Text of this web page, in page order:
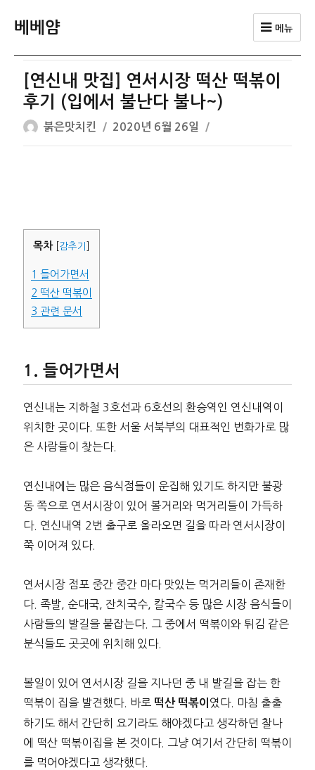
베베얌 메뉴
[연신내 맛집] 연서시장 떡산 떡볶이
후기 (입에서 불난다 불나~)
글
쓴
붉은맛치킨
작
성
2020년 6월 26일
목차 감추기
1 들어가면서
2 떡산 떡볶이
3 관련 문서
들어가면서
연신내는 지하철 3호선과 6호선의 환승역인 연신내역이
위치한 곳이다. 또한 서울 서북부의 대표적인 번화가로 많
은 사람들이 찾는다.
연신내에는 많은 음식점들이 운집해 있기도 하지만 불광
동 쪽으로 연서시장이 있어 볼거리와 먹거리들이 가득하
다. 연신내역 2번 출구로 올라오면 길을 따라 연서시장이
쭉 이어져 있다.
연서시장 점포 중간 중간 마다 맛있는 먹거리들이 존재한
다. 족발, 순대국, 잔치국수, 칼국수 등 많은 시장 음식들이
사람들의 발길을 붙잡는다. 그 중에서 떡볶이와 튀김 같은
분식들도 곳곳에 위치해 있다.
볼일이 있어 연서시장 길을 지나던 중 내 발길을 잡는 한
떡볶이 집을 발견했다. 바로 떡산 떡볶이 였다. 마침 출출
하기도 해서 간단히 요기라도 해야겠다고 생각하던 찰나
에 떡산 떡볶이집을 본 것이다. 그냥 여기서 간단히 떡볶이
를 먹어야겠다고 생각했다.